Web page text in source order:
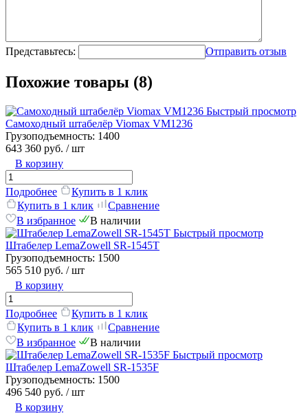
Представьтесь: Отправить отзыв
Похожие товары (8)
Быстрый просмотр
Самоходный штабелёр Viomax VM1236
Грузоподъемность: 1400
643 360 руб. / шт
В корзину
Подробнее
Купить в 1 клик
Купить в 1 клик
Сравнение
В избранное
В наличии
Быстрый просмотр
Штабелер LemaZowell SR-1545T
Грузоподъемность: 1500
565 510 руб. / шт
В корзину
Подробнее
Купить в 1 клик
Купить в 1 клик
Сравнение
В избранное
В наличии
Быстрый просмотр
Штабелер LemaZowell SR-1535F
Грузоподъемность: 1500
496 540 руб. / шт
В корзину